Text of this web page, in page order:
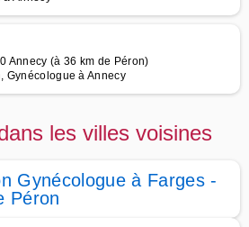
Annecy (à 36 km de Péron)
Gynécologue à Annecy
les villes voisines
Gynécologue à Farges -
Péron